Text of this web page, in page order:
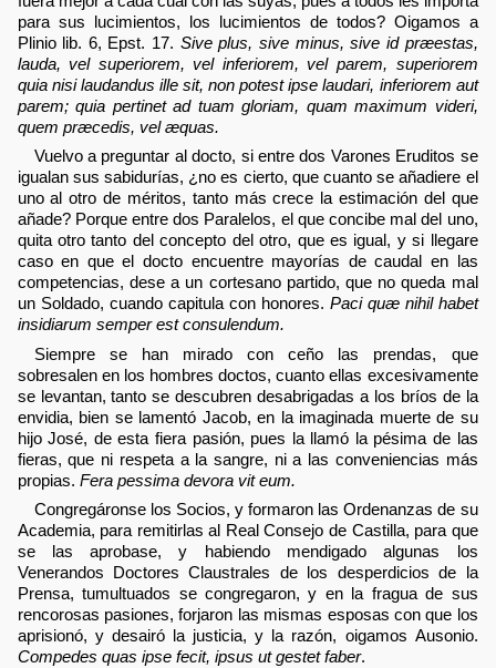
para sus lucimientos, los lucimientos de todos? Oigamos a
Plinio lib. 6, Epst. 17. Sive plus, sive minus, sive id præestas,
lauda, vel superiorem, vel inferiorem, vel parem, superiorem
quia nisi laudandus ille sit, non potest ipse laudari, inferiorem aut
parem; quia pertinet ad tuam gloriam, quam maximum videri,
quem præcedis, vel æquas.
Vuelvo a preguntar al docto, si entre dos Varones Eruditos se
igualan sus sabidurías, ¿no es cierto, que cuanto se añadiere el
uno al otro de méritos, tanto más crece la estimación del que
añade? Porque entre dos Paralelos, el que concibe mal del uno,
quita otro tanto del concepto del otro, que es igual, y si llegare
caso en que el docto encuentre mayorías de caudal en las
competencias, dese a un cortesano partido, que no queda mal
un Soldado, cuando capitula con honores. Paci quæ nihil habet
insidiarum semper est consulendum.
Siempre se han mirado con ceño las prendas, que
sobresalen en los hombres doctos, cuanto ellas excesivamente
se levantan, tanto se descubren desabrigadas a los bríos de la
envidia, bien se lamentó Jacob, en la imaginada muerte de su
hijo José, de esta fiera pasión, pues la llamó la pésima de las
fieras, que ni respeta a la sangre, ni a las conveniencias más
propias. Fera pessima devora vit eum.
Congregáronse los Socios, y formaron las Ordenanzas de su
Academia, para remitirlas al Real Consejo de Castilla, para que
se las aprobase, y habiendo mendigado algunas los
Venerandos Doctores Claustrales de los desperdicios de la
Prensa, tumultuados se congregaron, y en la fragua de sus
rencorosas pasiones, forjaron las mismas esposas con que los
aprisionó, y desairó la justicia, y la razón, oigamos Ausonio.
Compedes quas ipse fecit, ipsus ut gestet faber.